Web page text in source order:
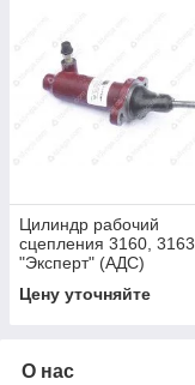
Цилиндр рабочий
сцепления 3160, 3163
"Эксперт" (АДС)
Цену уточняйте
О нас